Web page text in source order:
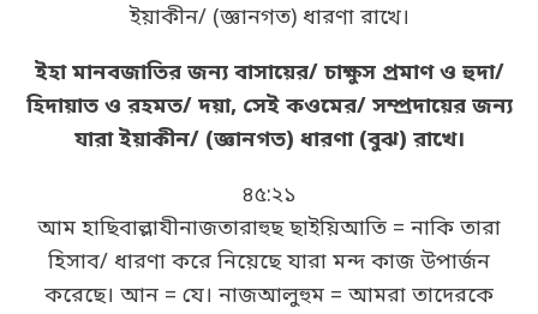
ইয়াকীন/ (জ্ঞানগত) ধারণা রাখে।
ইহা মানবজাতির জন্য বাসায়ের/ চাক্ষুস প্রমাণ ও হুদা/
হিদায়াত ও রহমত/ দয়া, সেই কওমের/ সম্প্রদায়ের জন্য
যারা ইয়াকীন/ (জ্ঞানগত) ধারণা (বুঝ) রাখে।
৪৫:২১
আম হাছিবাল্লাযীনাজতারাহুছ ছাইয়িআতি = নাকি তারা
হিসাব/ ধারণা করে নিয়েছে যারা মন্দ কাজ উপার্জন
করেছে। আন = যে। নাজআলুহুম = আমরা তাদেরকে